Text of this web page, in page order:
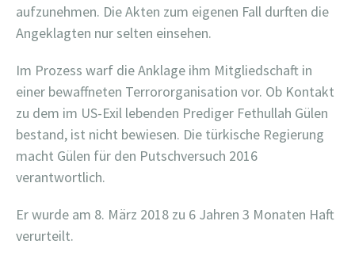
aufzunehmen. Die Akten zum eigenen Fall durften die
Angeklagten nur selten einsehen.
Im Prozess warf die Anklage ihm Mitgliedschaft in
einer bewaffneten Terrororganisation vor. Ob Kontakt
zu dem im US-Exil lebenden Prediger Fethullah Gülen
bestand, ist nicht bewiesen. Die türkische Regierung
macht Gülen für den Putschversuch 2016
verantwortlich.
Er wurde am 8. März 2018 zu 6 Jahren 3 Monaten Haft
verurteilt.